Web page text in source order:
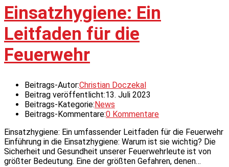
Einsatzhygiene: Ein
Leitfaden für die
Feuerwehr
Beitrags-Autor:Christian Doczekal
Beitrag veröffentlicht:13. Juli 2023
Beitrags-Kategorie: News
Beitrags-Kommentare:0 Kommentare
Einsatzhygiene: Ein umfassender Leitfaden für die Feuerwehr
Einführung in die Einsatzhygiene: Warum ist sie wichtig? Die
Sicherheit und Gesundheit unserer Feuerwehrleute ist von
größter Bedeutung. Eine der größten Gefahren, denen…